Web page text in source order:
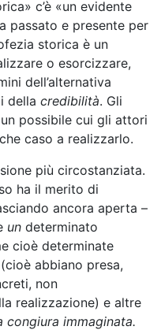
c’è «un evidente
passato e presente per
storica è un
o esorcizzare,
dell’alternativa
della credibilità. Gli
possibile cui gli attori
caso a realizzarlo.
più circostanziata.
ha il merito di
ancora aperta –
un determinato
cioè determinate
abbiano presa,
non
realizzazione) e altre
congiura immaginata.